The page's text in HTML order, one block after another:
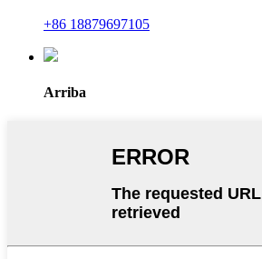
+86 18879697105
Arriba